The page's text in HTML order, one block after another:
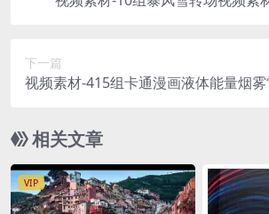
下一篇
视频素材-415组卡通漫画液体能量烟
相关文章
VIP